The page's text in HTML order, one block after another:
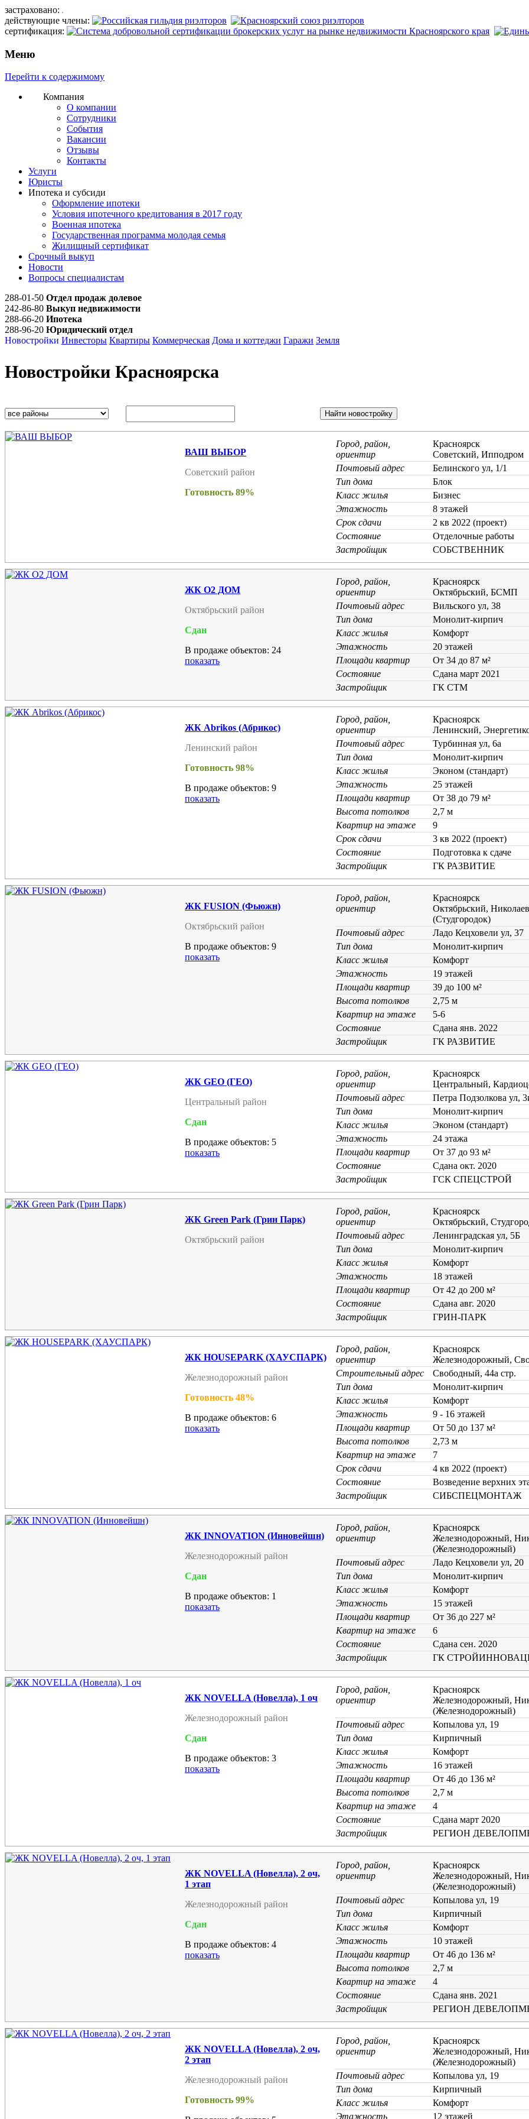
застраховано:
действующие члены:
сертификация:
Меню
Перейти к содержимому
Компания
О компании
Сотрудники
События
Вакансии
Отзывы
Контакты
Услуги
Юристы
Ипотека и субсиди
Оформление ипотеки
Условия ипотечного кредитования в 2017 году
Военная ипотека
Государственная программа молодая семья
Жилищный сертификат
Срочный выкуп
Новости
Вопросы специалистам
288-01-50 Отдел продаж долевое
242-86-80 Выкуп недвижимости
288-66-20 Ипотека
288-96-20 Юридический отдел
Новостройки Инвесторы Квартиры Коммерческая Дома и коттеджи Гаражи Земля
Новостройки Красноярска
ВАШ ВЫБОР
Советский район
Готовность 89%
Город, район,
ориентир
Красноярск
Советский, Ипподром
Почтовый адрес
Белинского ул, 1/1
Тип дома
Блок
Класс жилья
Бизнес
Этажность
8 этажей
Срок сдачи
2 кв 2022 (проект)
Состояние
Отделочные работы
Застройщик
СОБСТВЕННИК
ЖК О2 ДОМ
Октябрьский район
Сдан
В продаже объектов: 24
показать
Город, район,
ориентир
Красноярск
Октябрьский, БСМП
Почтовый адрес
Вильского ул, 38
Тип дома
Монолит-кирпич
Класс жилья
Комфорт
Этажность
20 этажей
Площади квартир
От 34 до 87 м²
Состояние
Cдана март 2021
Застройщик
ГК СТМ
ЖК Abrikos (Абрикос)
Ленинский район
Готовность 98%
В продаже объектов: 9
показать
Город, район,
ориентир
Красноярск
Ленинский,
Почтовый адрес
Турбинная ул, 6а
Тип дома
Монолит-кирпич
Класс жилья
Эконом (стандарт)
Этажность
25 этажей
Площади квартир
От 38 до 79 м²
Высота потолков
2,7 м
Квартир на этаже
9
Срок сдачи
3 кв 2022 (проект)
Состояние
Подготовка к сдаче
Застройщик
ГК РАЗВИТИЕ
ЖК FUSION (Фьюжн)
Октябрьский район
В продаже объектов: 9
показать
Город, район,
ориентир
Красноярск
Октябрьский,
(Студгородок)
Почтовый адрес
Ладо Кецховели ул, 37
Тип дома
Монолит-кирпич
Класс жилья
Комфорт
Этажность
19 этажей
Площади квартир
39 до 100 м²
Высота потолков
2,75 м
Квартир на этаже
5-6
Состояние
Cдана янв. 2022
Застройщик
ГК РАЗВИТИЕ
ЖК GEO (ГЕО)
Центральный район
Сдан
В продаже объектов: 5
показать
Город, район,
ориентир
Красноярск
Центральный,
Почтовый адрес
Петра Подзолкова ул,
Тип дома
Монолит-кирпич
Класс жилья
Эконом (стандарт)
Этажность
24 этажа
Площади квартир
От 37 до 93 м²
Состояние
Cдана окт. 2020
Застройщик
ГСК СПЕЦСТРОЙ
ЖК Green Park (Грин Парк)
Октябрьский район
Город, район,
ориентир
Красноярск
Октябрьский,
Почтовый адрес
Ленинградская ул, 5Б
Тип дома
Монолит-кирпич
Класс жилья
Комфорт
Этажность
18 этажей
Площади квартир
От 42 до 200 м²
Состояние
Cдана авг. 2020
Застройщик
ГРИН-ПАРК
ЖК HOUSEPARK (ХАУСПАРК)
Железнодорожный район
Готовность 48%
В продаже объектов: 6
показать
Город, район,
ориентир
Красноярск
Железнодорожный,
Строительный адрес
Свободный, 44а стр.
Тип дома
Монолит-кирпич
Класс жилья
Комфорт
Этажность
9 - 16 этажей
Площади квартир
От 50 до 137 м²
Высота потолков
2,73 м
Квартир на этаже
7
Срок сдачи
4 кв 2022 (проект)
Состояние
Возведение верхних
Застройщик
СИБСПЕЦМОНТАЖ
ЖК INNOVATION (Инновейшн)
Железнодорожный район
Сдан
В продаже объектов: 1
показать
Город, район,
ориентир
Красноярск
Железнодорожный,
(Железнодорожный)
Почтовый адрес
Ладо Кецховели ул, 20
Тип дома
Монолит-кирпич
Класс жилья
Комфорт
Этажность
15 этажей
Площади квартир
От 36 до 227 м²
Квартир на этаже
6
Состояние
Cдана сен. 2020
Застройщик
ГК
ЖК NOVELLA (Новелла), 1 оч
Железнодорожный район
Сдан
В продаже объектов: 3
показать
Город, район,
ориентир
Красноярск
Железнодорожный,
(Железнодорожный)
Почтовый адрес
Копылова ул, 19
Тип дома
Кирпичный
Класс жилья
Комфорт
Этажность
16 этажей
Площади квартир
От 46 до 136 м²
Высота потолков
2,7 м
Квартир на этаже
4
Состояние
Cдана март 2020
Застройщик
РЕГИОН
ЖК NOVELLA (Новелла), 2 оч,
1 этап
Железнодорожный район
Сдан
В продаже объектов: 4
показать
Город, район,
ориентир
Красноярск
Железнодорожный,
(Железнодорожный)
Почтовый адрес
Копылова ул, 19
Тип дома
Кирпичный
Класс жилья
Комфорт
Этажность
10 этажей
Площади квартир
От 46 до 136 м²
Высота потолков
2,7 м
Квартир на этаже
4
Состояние
Cдана янв. 2021
Застройщик
РЕГИОН
ЖК NOVELLA (Новелла), 2 оч,
2 этап
Железнодорожный район
Готовность 99%
Город, район,
ориентир
Красноярск
Железнодорожный,
(Железнодорожный)
Почтовый адрес
Копылова ул, 19
Тип дома
Кирпичный
Класс жилья
Комфорт
Этажность
12 этажей